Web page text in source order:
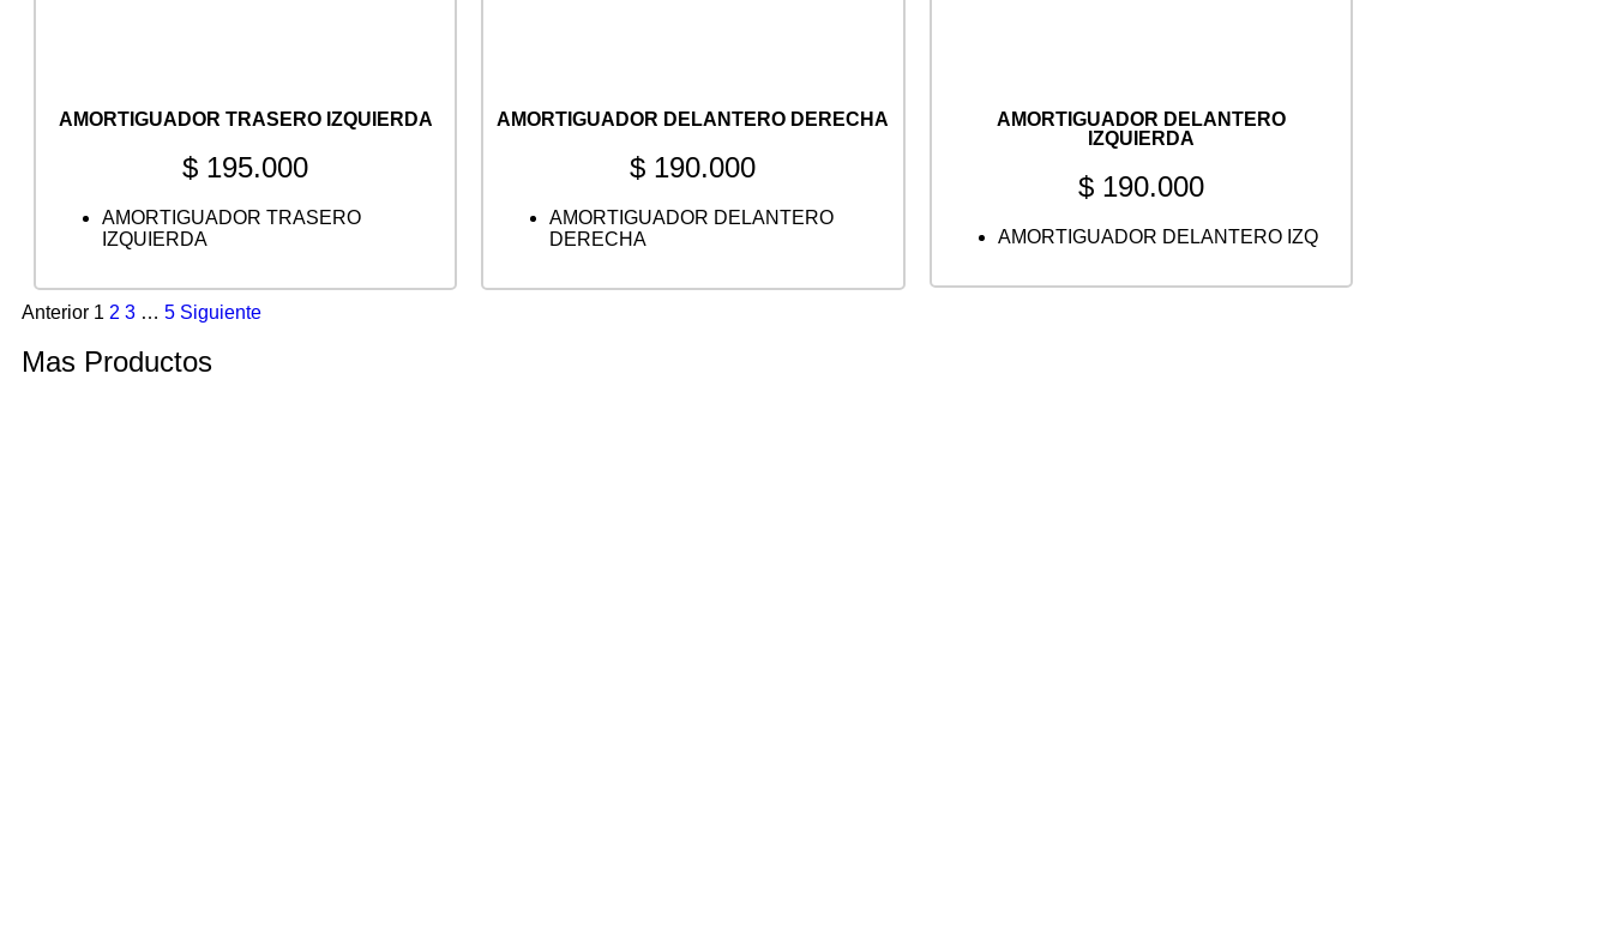
AMORTIGUADOR TRASERO IZQUIERDA
$ 195.000
AMORTIGUADOR TRASERO
IZQUIERDA
AMORTIGUADOR DELANTERO DERECHA
$ 190.000
AMORTIGUADOR DELANTERO
DERECHA
AMORTIGUADOR DELANTERO
IZQUIERDA
$190.000
AMORTIGUADOR DELANTERO IZQ
Anterior 1 2 3 … 5 Siguiente
Mas Productos